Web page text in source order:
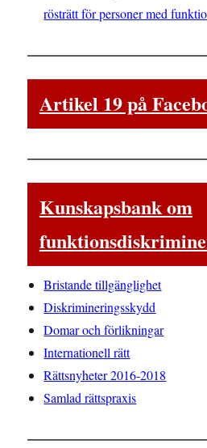
rösträtt för personer med
Artikel 19 på
Kunskapsbank om
Bristande tillgänglighet
Diskrimineringsskydd
Domar och förlikningar
Internationell rätt
Rättsnyheter 2016-2018
Samlad rättspraxis